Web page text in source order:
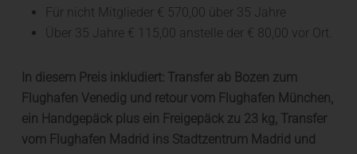
Für nicht Mitglieder € 570,00 über 35 Jahre
Über 35 Jahre € 115,00 anstelle der € 80,00 vor Ort.
In diesem Preis inkludiert: Transfer ab Bozen zum
Flughafen Venedig und retour vom Flughafen München,
ein Handgepäck plus ein Freigepäck zu 23 kg, Transfer
vom Flughafen Madrid ins Stadtzentrum Madrid und